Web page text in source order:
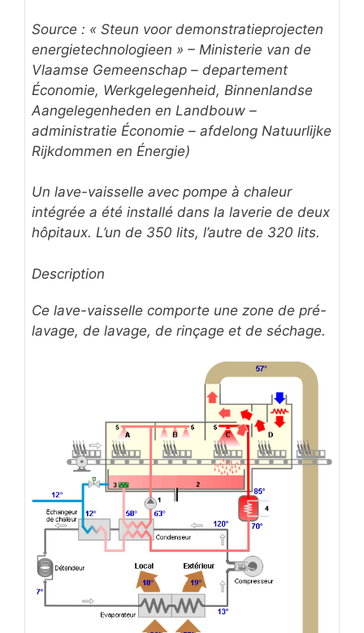
Source : « Steun voor demonstratieprojecten
energietechnologieen » – Ministerie van de
Vlaamse Gemeenschap – departement
Économie, Werkgelegenheid, Binnenlandse
Aangelegenheden en Landbouw –
administratie Économie – afdelong Natuurlijke
Rijkdommen en Énergie)
Un lave-vaisselle avec pompe à chaleur
intégrée a été installé dans la laverie de deux
hôpitaux. L’un de 350 lits, l’autre de 320 lits.
Description
Ce lave-vaisselle comporte une zone de pré-
lavage, de lavage, de rinçage et de séchage.